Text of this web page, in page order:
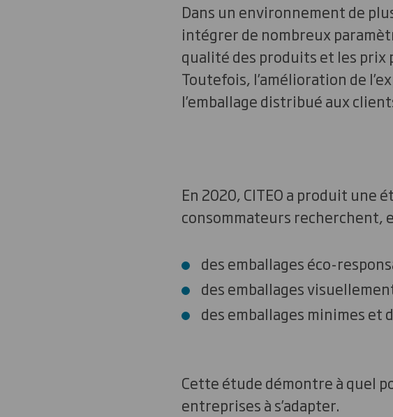
Dans un environnement de
intégrer de nombreux
qualité des produits et les
Toutefois, l’amélioration de
l’emballage distribué aux
En 2020, CITEO a produit une
consommateurs recherchent,
des emballageséco-
des emballages
des emballages minimes et
Cette étude démontre à quel
entreprises à s’adapter.